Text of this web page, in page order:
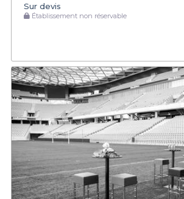
Sur devis
Établissement non réservable